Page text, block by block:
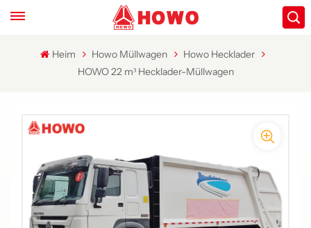
Heim Howo Müllwagen
Howo Hecklader
HOWO 22 m³ Hecklader-Müllwagen